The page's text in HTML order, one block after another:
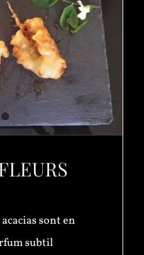
sont en
subtil